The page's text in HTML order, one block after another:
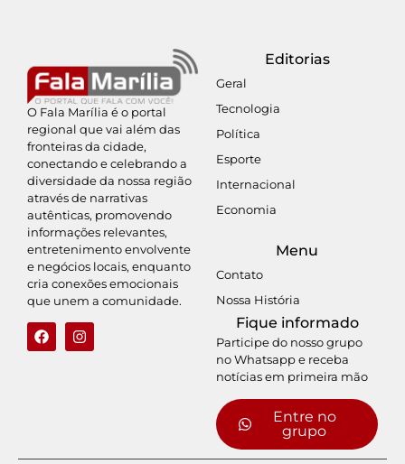
O Fala Marília é o portal
regional que vai além das
fronteiras da cidade,
conectando e celebrando a
diversidade da nossa região
através de narrativas
autênticas, promovendo
informações relevantes,
entretenimento envolvente
e negócios locais, enquanto
cria conexões emocionais
que unem a comunidade.
Editorias
Geral
Tecnologia
Política
Esporte
Internacional
Economia
Menu
Contato
Nossa História
Fique informado
Participe do nosso grupo
no Whatsapp e receba
notícias em primeira mão
Entre no
grupo